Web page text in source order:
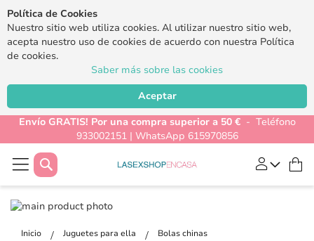
Política de Cookies
Nuestro sitio web utiliza cookies. Al utilizar nuestro sitio web,
acepta nuestro uso de cookies de acuerdo con nuestra Política
de cookies.
Saber más sobre las cookies
Aceptar
Envío GRATIS! Por una compra superior a 50 €- Teléfono
933002151 | WhatsApp 615970856
Buscar
Inicio Juguetes para ella Bolas chinas
Saltar
final